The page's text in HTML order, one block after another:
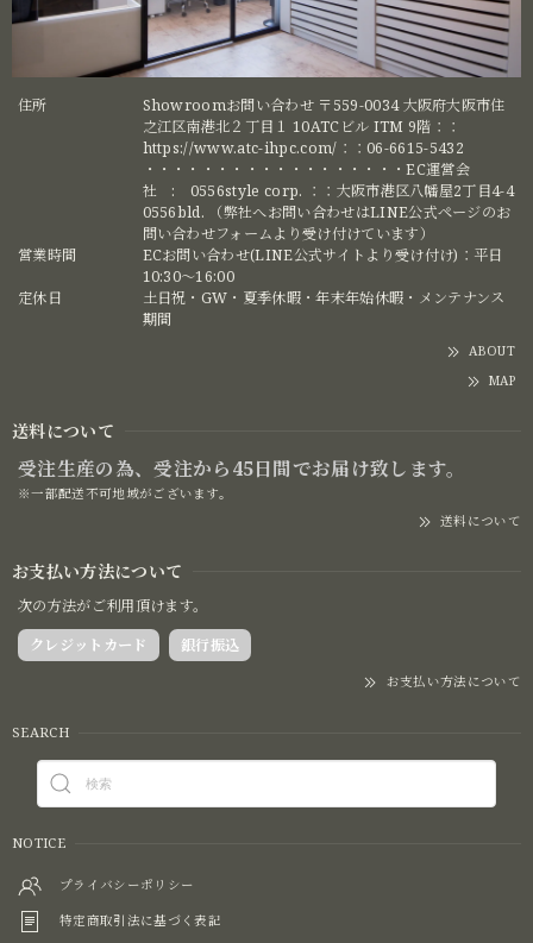
住所
Showroomお問い合わせ 〒559-0034 大阪府大阪市住
之江区南港北２丁目１ 10ATCビル ITM 9階：：
https://www.atc-ihpc.com/：：06-6615-5432
・・・・・・・・・・・・・・・・・・EC運営会
社 : 0556style corp. ：：大阪市港区八幡屋2丁目4-4
0556bld. （弊社へお問い合わせはLINE公式ページのお
問い合わせフォームより受け付けています）
営業時間
ECお問い合わせ(LINE公式サイトより受け付け)：平日
10:30〜16:00
定休日
土日祝・GW・夏季休暇・年末年始休暇・メンテナンス
期間
ABOUT
MAP
送料について
受注生産の為、受注から45日間でお届け致します。
※一部配送不可地域がございます。
送料について
お支払い方法について
次の方法がご利用頂けます。
クレジットカード
銀行振込
お支払い方法について
SEARCH
NOTICE
プライバシーポリシー
特定商取引法に基づく表記